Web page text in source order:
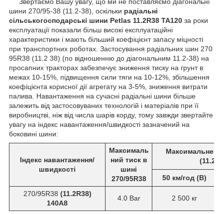
шини 270/95-38 (11.2-38), оскільки радіальні
сільськогосподарські шини Petlas 11.2R38 ТА120 за роки
експлуатації показали більш високі експлуатаційні
характеристики і мають більший коефіцієнт запасу міцності
при транспортних роботах. Застосування радіальних шин 270
95R38 (11.2 38) (по відношенню до діагональним 11.2-38) на
просапних тракторах забезпечує зниження тиску на грунт в
межах 10-15%, підвищення сили тяги на 10-12%, збільшення
коефіцієнта корисної дії агрегату на 3-5%, зниження витрати
палива. Навантаження на сучасні радіальні шини більше
залежить від застосовуваних технологій і матеріалів при її
виробництві, ніж від числа шарів корду, тому завжди звертайте
увагу на індекс навантаження/швидкості зазначений на
боковині шини:
Індекс навантаження/
швидкості
Максималь
ний тиск в
шині
270/95R38
Максимальне
50 км/год (В)
270/95R38 (11.2R38)
140А8
4.0 Bar 2 500 кг